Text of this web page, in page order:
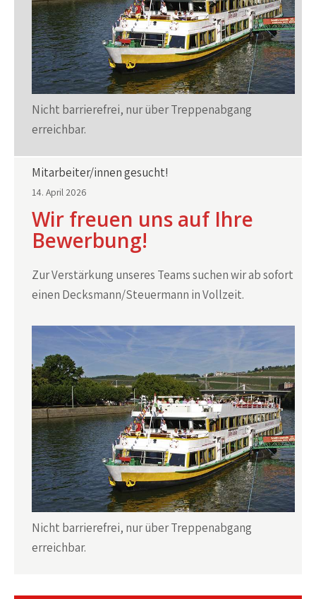
Nicht barrierefrei, nur über Treppenabgang
erreichbar.
Mitarbeiter/innen gesucht!
14. April 2026
Wir freuen uns auf Ihre
Bewerbung!
Zur Verstärkung unseres Teams suchen wir ab sofort
einen Decksmann/Steuermann in Vollzeit.
Nicht barrierefrei, nur über Treppenabgang
erreichbar.